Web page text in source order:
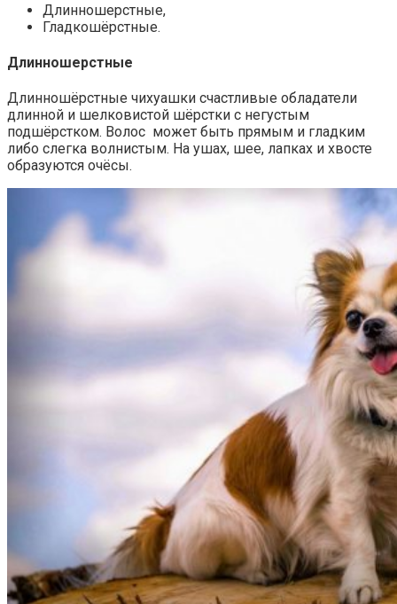
Длинношерстные,
Гладкошёрстные.
Длинношерстные
Длинношёрстные чихуашки счастливые обладатели
длинной и шелковистой шёрстки с негустым
подшёрстком. Волос может быть прямым и гладким
либо слегка волнистым. На ушах, шее, лапках и хвосте
образуются очёсы.